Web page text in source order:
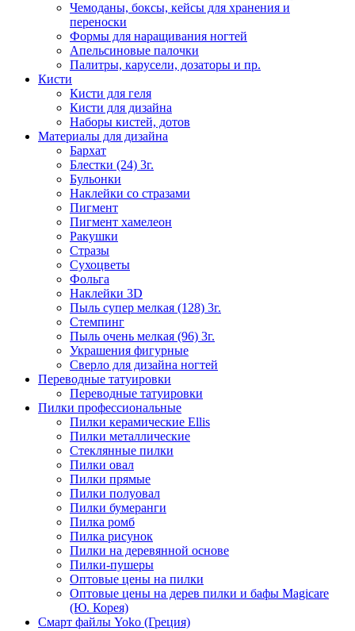
Чемоданы, боксы, кейсы для хранения и
переноски
Формы для наращивания ногтей
Апельсиновые палочки
Палитры, карусели, дозаторы и пр.
Кисти
Кисти для геля
Кисти для дизайна
Наборы кистей, дотов
Материалы для дизайна
Бархат
Блестки (24) 3г.
Бульонки
Наклейки со стразами
Пигмент
Пигмент хамелеон
Ракушки
Стразы
Сухоцветы
Фольга
Наклейки 3D
Пыль супер мелкая (128) 3г.
Стемпинг
Пыль очень мелкая (96) 3г.
Украшения фигурные
Сверло для дизайна ногтей
Переводные татуировки
Переводные татуировки
Пилки профессиональные
Пилки керамические Ellis
Пилки металлические
Стеклянные пилки
Пилки овал
Пилки прямые
Пилки полуовал
Пилки бумеранги
Пилка ромб
Пилка рисунок
Пилки на деревянной основе
Пилки-пушеры
Оптовые цены на пилки
Оптовые цены на дерев пилки и бафы Magicare
(Ю. Корея)
Смарт файлы Yoko (Греция)